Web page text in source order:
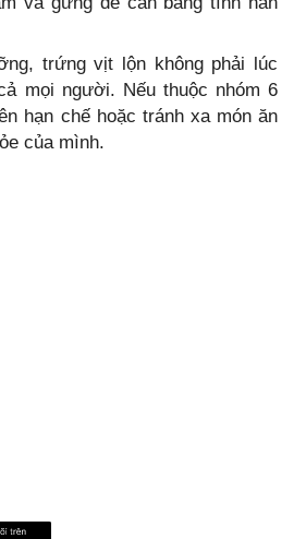
trứng vịt lộn không phải lúc
mọi người. Nếu thuộc nhóm 6
hạn chế hoặc tránh xa món ăn
của mình.